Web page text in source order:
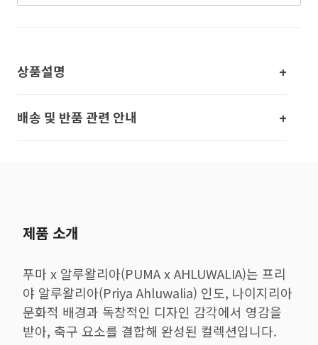
상품설명
배송 및 반품 관련 안내
제품 소개
푸마 x 알루왈리아(PUMA x AHLUWALIA)는 프리
야 알루왈리아(Priya Ahluwalia) 인도, 나이지리아
문화적 배경과 독창적인 디자인 감각에서 영감을
받아, 축구 요소를 결합해 완성된 컬렉션입니다.